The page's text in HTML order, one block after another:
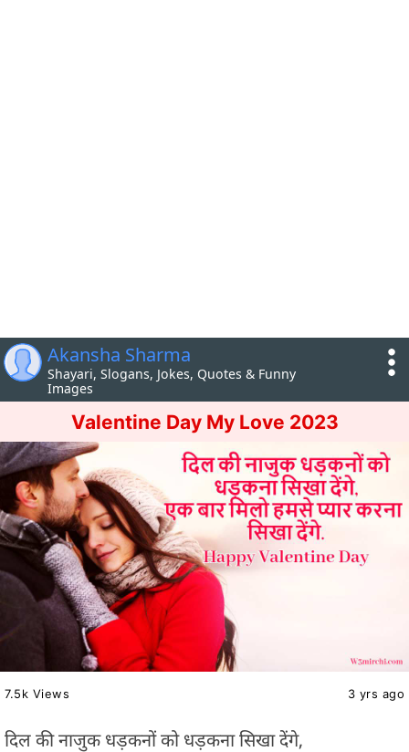
Akansha Sharma
Shayari, Slogans, Jokes, Quotes & Funny
Images
Valentine Day My Love 2023
7.5k Views 3 yrs ago
दिल की नाजुक धड़कनों को धड़कना सिखा देंगे,